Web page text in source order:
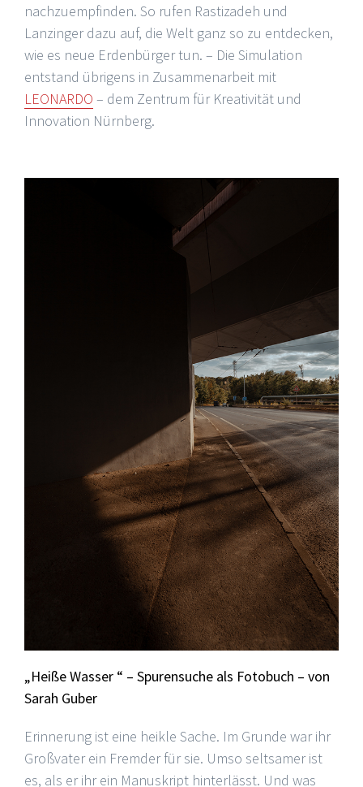
nachzuempfinden. So rufen Rastizadeh und
Lanzinger dazu auf, die Welt ganz so zu entdecken,
wie es neue Erdenbürger tun. – Die Simulation
entstand übrigens in Zusammenarbeit mit
LEONARDO – dem Zentrum für Kreativität und
Innovation Nürnberg.
„Heiße Wasser “ – Spurensuche als Fotobuch – von
Sarah Guber
Erinnerung ist eine heikle Sache. Im Grunde war ihr
Großvater ein Fremder für sie. Umso seltsamer ist
es, als er ihr ein Manuskript hinterlässt. Und was